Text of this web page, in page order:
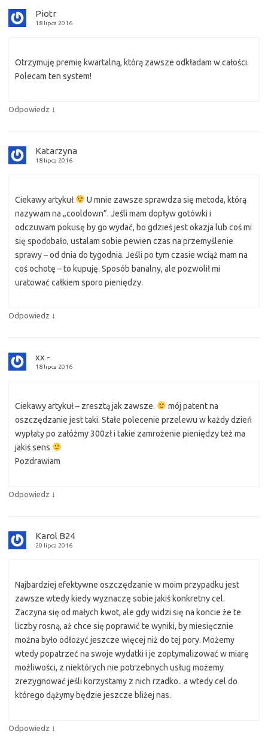
Piotr
18 lipca 2016
Otrzymuję premię kwartalną, którą zawsze odkładam w całości.
Polecam ten system!
Odpowiedz ↓
Katarzyna
18 lipca 2016
Ciekawy artykuł
U mnie zawsze sprawdza się metoda, którą
nazywam na „cooldown”. Jeśli mam dopływ gotówki i
odczuwam pokusę by go wydać, bo gdzieś jest okazja lub coś mi
się spodobało, ustalam sobie pewien czas na przemyślenie
sprawy – od dnia do tygodnia. Jeśli po tym czasie wciąż mam na
coś ochotę – to kupuję. Sposób banalny, ale pozwolił mi
uratować całkiem sporo pieniędzy.
Odpowiedz ↓
xx -
18 lipca 2016
Ciekawy artykuł – zresztą jak zawsze.
mój patent na
oszczędzanie jest taki. Stałe polecenie przelewu w każdy dzień
wypłaty po załóżmy 300zł i takie zamrożenie pieniędzy też ma
jakiś sens
Pozdrawiam
Odpowiedz ↓
Karol B24
20 lipca 2016
Najbardziej efektywne oszczędzanie w moim przypadku jest
zawsze wtedy kiedy wyznaczę sobie jakiś konkretny cel.
Zaczyna się od małych kwot, ale gdy widzi się na koncie że te
liczby rosną, aż chce się poprawić te wyniki, by miesięcznie
można było odłożyć jeszcze więcej niż do tej pory. Możemy
wtedy popatrzeć na swoje wydatki i je zoptymalizować w miarę
możliwości, z niektórych nie potrzebnych usług możemy
zrezygnować jeśli korzystamy z nich rzadko.. a wtedy cel do
którego dążymy będzie jeszcze bliżej nas.
Odpowiedz ↓